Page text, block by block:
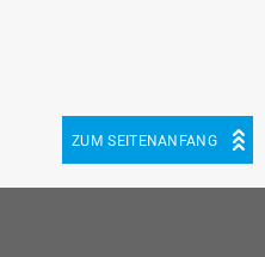
ZUM SEITENANFANG